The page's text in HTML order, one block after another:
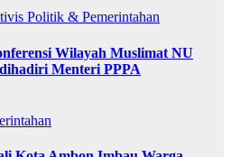
Politik & Pemerintahan
Wilayah Muslimat NU
Menteri PPPA